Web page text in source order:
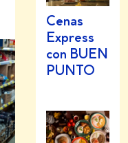
Cenas
Express
con BUEN
PUNTO